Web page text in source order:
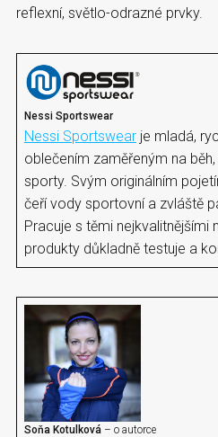
reflexní, světlo-odrazné prvky.
Nessi Sportswear
Nessi Sportswear je mladá,
oblečením zaměřeným na
sporty. Svým originálním
čeří vody sportovní a zvláště
Pracuje s těmi nejkvalitnějšími
produkty důkladně testuje a
Soňa Kotulková – o autorce